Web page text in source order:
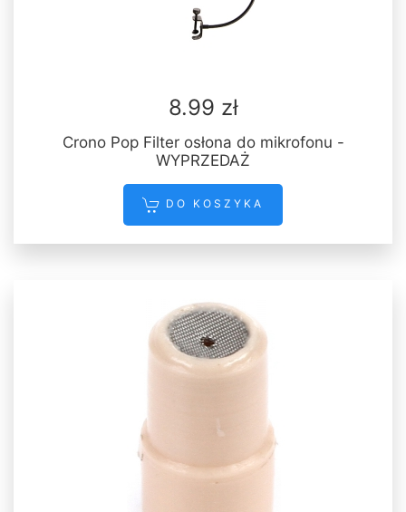
8.99 zł
Crono Pop Filter osłona do mikrofonu -
WYPRZEDAŻ
DO KOSZYKA